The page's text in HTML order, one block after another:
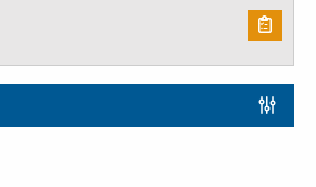
(stel) model C aantal